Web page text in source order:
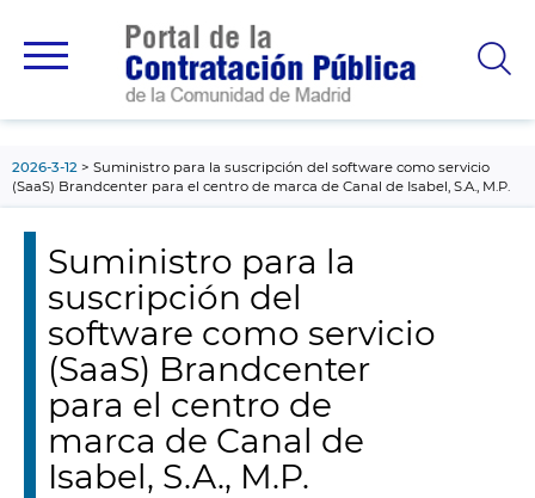
principal
2026-3-12
Suministro para la suscripción del software como servicio
(SaaS) Brandcenter para el centro de marca de Canal de Isabel, S.A., M.P.
Suministro para la
suscripción del
software como servicio
(SaaS) Brandcenter
para el centro de
marca de Canal de
Isabel, S.A., M.P.